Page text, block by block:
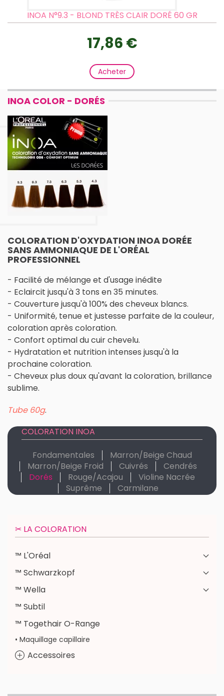
INOA N°9.3 - BLOND TRÈS CLAIR DORÉ 60 GR
17,86 €
Acheter
INOA COLOR - DORÉS
COLORATION D'OXYDATION INOA DORÉE
SANS AMMONIAQUE DE L'ORÉAL
PROFESSIONNEL
- Facilité de mélange et d'usage inédite
- Eclaircit jusqu'à 3 tons en 35 minutes.
- Couverture jusqu'à 100% des cheveux blancs.
- Uniformité, tenue et justesse parfaite de la couleur,
coloration après coloration.
- Confort optimal du cuir chevelu.
- Hydratation et nutrition intenses jusqu'à la
prochaine coloration.
- Cheveux plus doux qu'avant la coloration, brillance
sublime.
Tube 60g.
COLORATION INOA
Fondamentales
Marron/Beige Chaud
Marron/Beige Froid
Cuivrés
Cendrés
Dorés
Rouge/Acajou
Violine Nacrée
Suprême
Carmilane
✂︎ LA COLORATION
™ L'Oréal
™ Schwarzkopf
™ Wella
™ Subtil
™ Togethair O-Range
• Maquillage capillaire
Accessoires